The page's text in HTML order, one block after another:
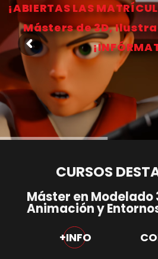
¡ABIERTAS LAS
Másters de 3D,
CURSOS
Máster en Modelado
Animación y
+INFO